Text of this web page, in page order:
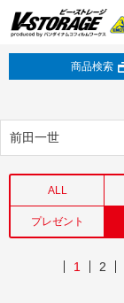
商品検索
前田一世
ALL
プレゼント
1 2